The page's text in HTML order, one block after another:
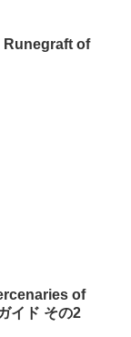
Runegraft of
of
イド その2